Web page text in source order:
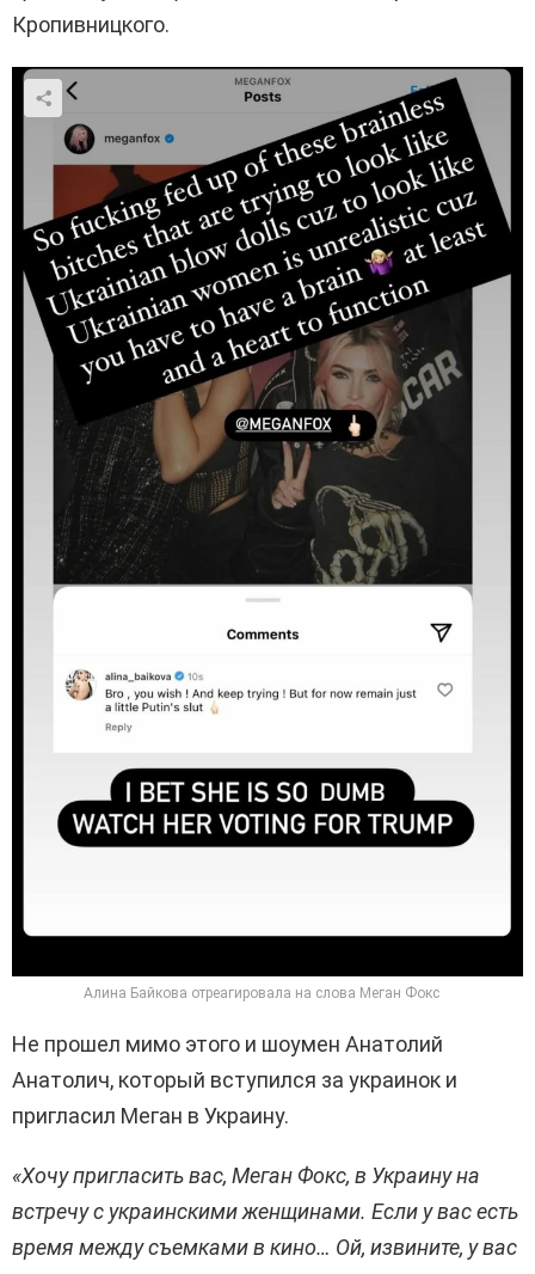
Кропивницкого.
Алина Байкова отреагировала на слова Меган Фокс
Не прошел мимо этого и шоумен Анатолий
Анатолич, который вступился за украинок и
пригласил Меган в Украину.
«Хочу пригласить вас, Меган Фокс, в Украину на
встречу с украинскими женщинами. Если у вас есть
время между съемками в кино… Ой, извините, у вас